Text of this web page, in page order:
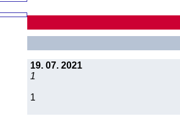
19. 07. 2021
1
1